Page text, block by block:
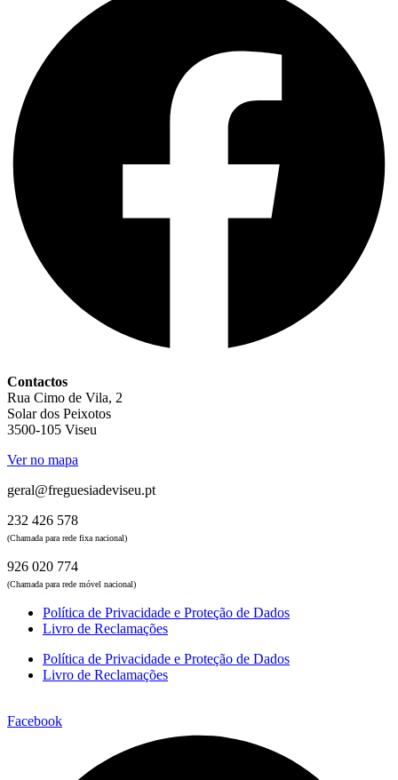
Contactos
Rua Cimo de Vila, 2
Solar dos Peixotos
3500-105 Viseu
Ver no mapa
geral@freguesiadeviseu.pt
232 426 578
(Chamada para rede fixa nacional)
926 020 774
(Chamada para rede móvel nacional)
Política de Privacidade e Proteção de Dados
Livro de Reclamações
Política de Privacidade e Proteção de Dados
Livro de Reclamações
Facebook